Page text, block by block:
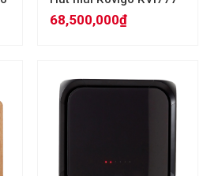
68,500,000₫